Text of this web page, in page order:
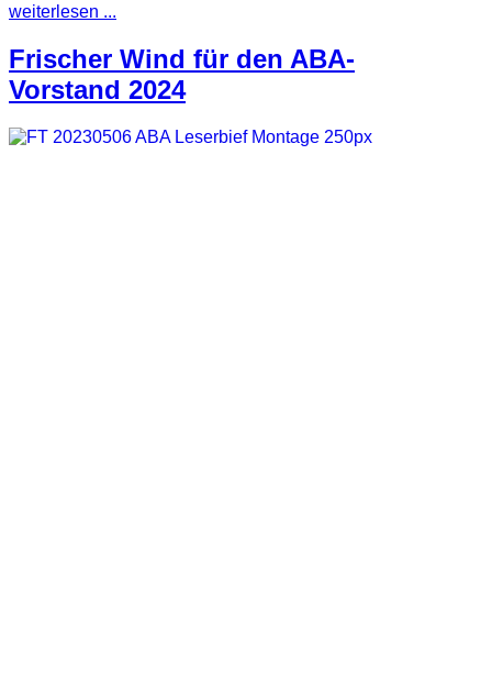
weiterlesen ...
Frischer Wind für den ABA-
Vorstand 2024